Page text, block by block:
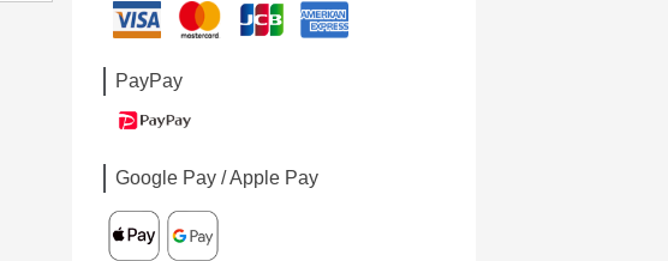
PayPay
Google Pay / Apple Pay